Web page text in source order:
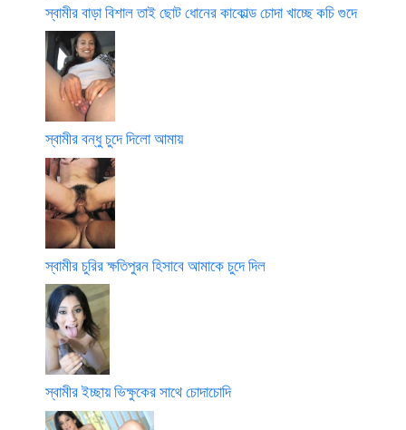
স্বামীর বাড়া বিশাল তাই ছোট ধোনের কাকোল্ড চোদা খাচ্ছে কচি গুদে
স্বামীর বন্ধু চুদে দিলো আমায়
স্বামীর চুরির ক্ষতিপুরন হিসাবে আমাকে চুদে দিল
স্বামীর ইচ্ছায় ভিক্ষুকের সাথে চোদাচোদি